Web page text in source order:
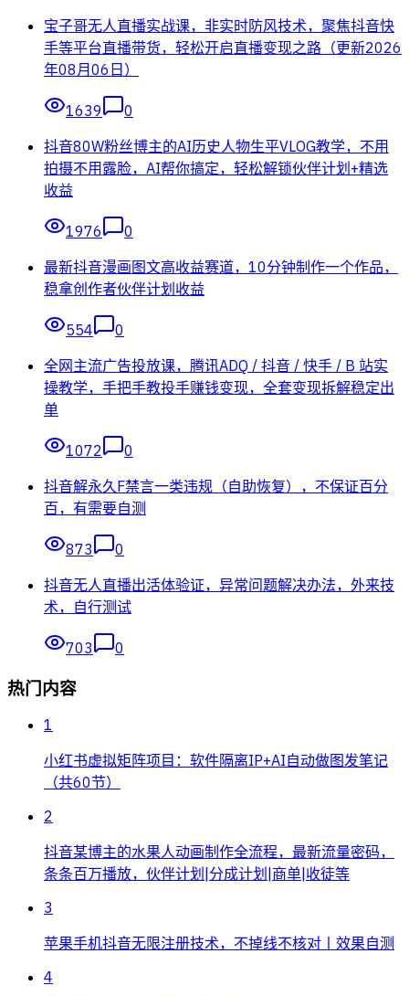
宝子哥无人直播实战课，非实时防风技术，聚焦抖音快
手等平台直播带货，轻松开启直播变现之路（更新2026
年08月06日）
1639
0
抖音80W粉丝博主的AI历史人物生平VLOG教学，不用
拍摄不用露脸，AI帮你搞定，轻松解锁伙伴计划+精选
收益
1976
0
最新抖音漫画图文高收益赛道，10分钟制作一个作品，
稳拿创作者伙伴计划收益
554
0
全网主流广告投放课，腾讯ADQ / 抖音 / 快手 / B 站实
操教学，手把手教投手赚钱变现，全套变现拆解稳定出
单
1072
0
抖音解永久F禁言一类违规（自助恢复），不保证百分
百，有需要自测
873
0
抖音无人直播出活体验证，异常问题解决办法，外来技
术，自行测试
703 0
热门内容
1
小红书虚拟矩阵项目：软件隔离IP+AI自动做图发笔记
（共60节）
2
抖音某博主的水果人动画制作全流程，最新流量密码，
条条百万播放，伙伴计划|分成计划|商单|收徒等
3
苹果手机抖音无限注册技术，不掉线不核对丨效果自测
4